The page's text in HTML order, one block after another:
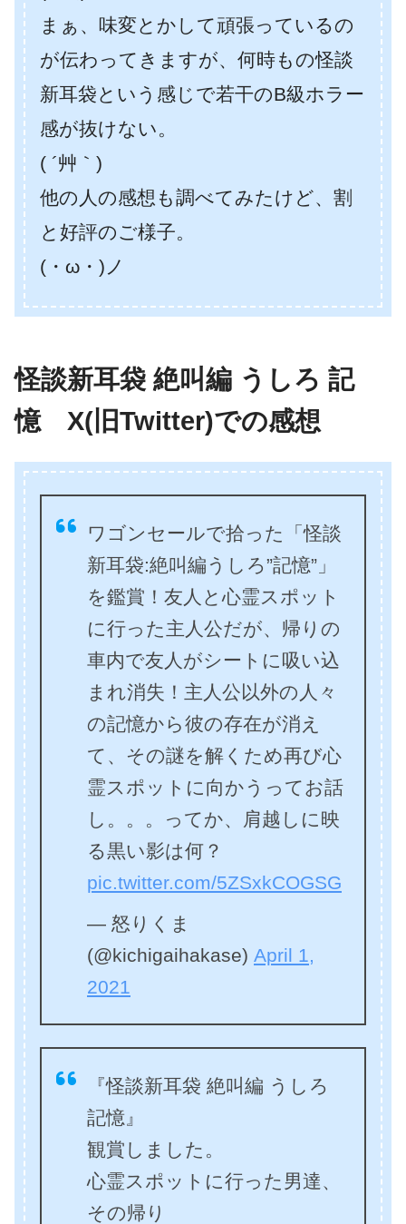
まぁ、味変とかして頑張っているの
が伝わってきますが、何時もの怪談
新耳袋という感じで若干のB級ホラー
感が抜けない。
( ´艸｀)
他の人の感想も調べてみたけど、割
と好評のご様子。
(・ω・)ノ
怪談新耳袋 絶叫編 うしろ 記
憶 X(旧Twitter)での感想
ワゴンセールで拾った「怪談
新耳袋:絶叫編うしろ”記憶”」
を鑑賞！友人と心霊スポット
に行った主人公だが、帰りの
車内で友人がシートに吸い込
まれ消失！主人公以外の人々
の記憶から彼の存在が消え
て、その謎を解くため再び心
霊スポットに向かうってお話
し。。。ってか、肩越しに映
る黒い影は何？
pic.twitter.com/5ZSxkCOGSG
— 怒りくま
(@kichigaihakase) April 1,
2021
『怪談新耳袋 絶叫編 うしろ
記憶』
観賞しました。
心霊スポットに行った男達、
その帰り